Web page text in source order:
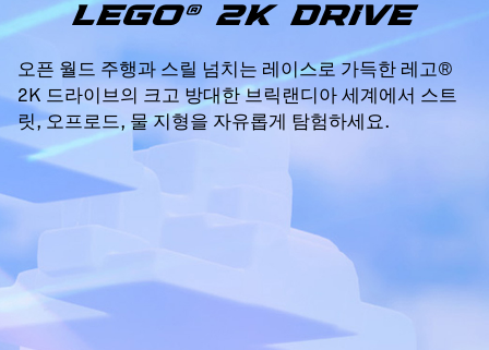
LEGO® 2K DRIVE
오픈 월드 주행과 스릴 넘치는 레이스로 가득한 레고®
2K 드라이브의 크고 방대한 브릭랜디아 세계에서 스트
릿, 오프로드, 물 지형을 자유롭게 탐험하세요.